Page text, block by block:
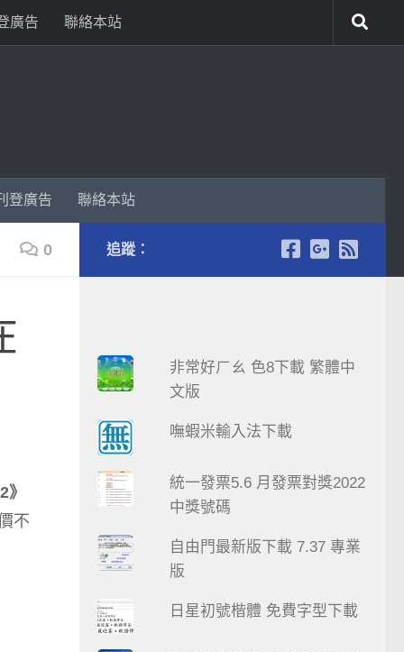
廣告 聯絡本站
登廣告 聯絡本站
0
不
追蹤：
非常好ㄏㄠ 色8下載 繁體中
文版
嘸蝦米輸入法下載
統一發票5.6 月發票對獎2022
中獎號碼
自由門最新版下載 7.37 專業
版
日星初號楷體 免費字型下載